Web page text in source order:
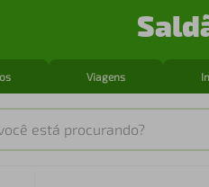
Viagens
está procurando?